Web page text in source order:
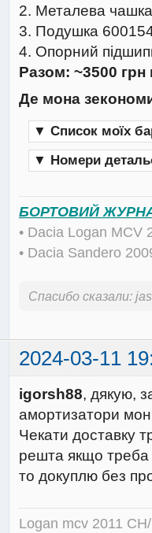
2. Металева
3. Подушка
4. Опорний
Разом: ~3500 грн
Де мона
▼ Список моїх
▼ Номери
БОРТОВИЙ
• Dacia Logan
• Dacia Sandero
Спасибо сказали:
2024-03-11
igorsh88, дякую,
амортизатори
Чекати доставку
решта якщо треба
то докуплю без
Logan mcv 2011